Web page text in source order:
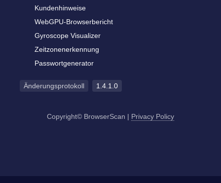
Kundenhinweise
WebGPU-Browserbericht
Gyroscope Visualizer
Zeitzonenerkennung
Passwortgenerator
Änderungsprotokoll 1.4.1.0
Copyright© BrowserScan | Privacy Policy